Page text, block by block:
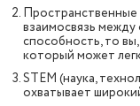
взаимосвязь между
способность, то
который может
STEM (наука,
охватывает